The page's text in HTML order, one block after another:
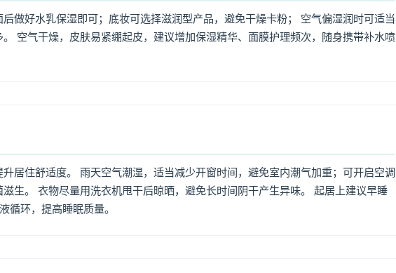
做好水乳保湿即可；底妆可选择滋润型产品，避免干燥卡粉； 空气偏湿润时可适当
空气干燥，皮肤易紧绷起皮，建议增加保湿精华、面膜护理频次，随身携带补水喷
居住舒适度。 雨天空气潮湿，适当减少开窗时间，避免室内潮气加重；可开启空调
生。 衣物尽量用洗衣机甩干后晾晒，避免长时间阴干产生异味。 起居上建议早睡
循环，提高睡眠质量。